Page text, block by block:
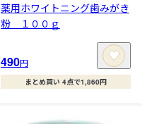
薬用ホワイトニング歯みがき
粉 １００ｇ
490円
まとめ買い 4点で1,860円